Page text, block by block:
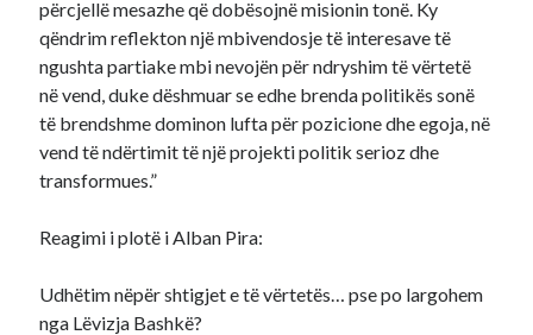
përcjellë mesazhe që dobësojnë misionin tonë. Ky
qëndrim reflekton një mbivendosje të interesave të
ngushta partiake mbi nevojën për ndryshim të vërtetë
në vend, duke dëshmuar se edhe brenda politikës sonë
të brendshme dominon lufta për pozicione dhe egoja, në
vend të ndërtimit të një projekti politik serioz dhe
transformues.”
Reagimi i plotë i Alban Pira:
Udhëtim nëpër shtigjet e të vërtetës… pse po largohem
nga Lëvizja Bashkë?